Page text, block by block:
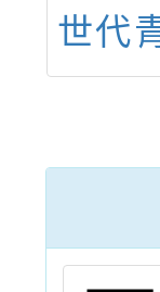
世代
健康
學系
章